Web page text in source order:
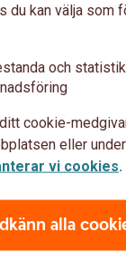
eller en
inte
Kontakta oss så
du kan välja som
och statistik
cookie-
eller
vi cookies.
alla